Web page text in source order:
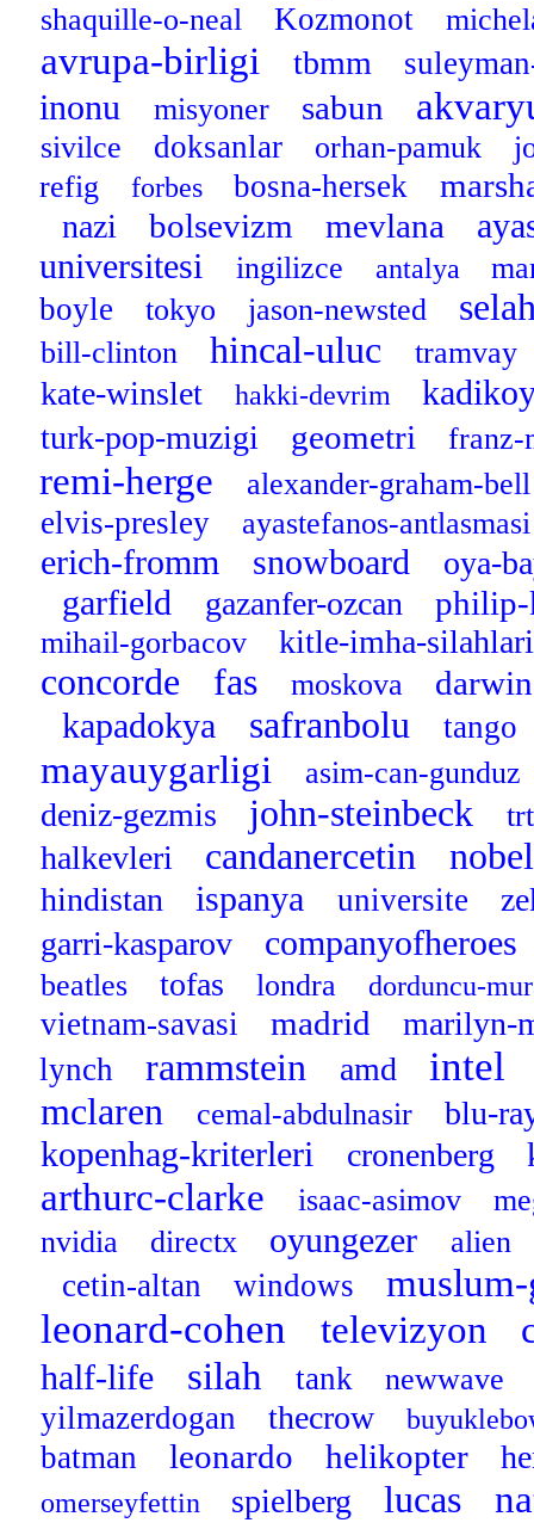
shaquille-o-neal Kozmonot
avrupa-birligi tbmm
inonu misyoner sabun
sivilce doksanlar orhan-pamuk
refig
forbes bosna-hersek
nazi bolsevizm mevlana
universitesi
ingilizce antalya
boyle tokyo jason-newsted
bill-clinton hincal-uluc tramvay
kate-winslet hakki-devrim
turk-pop-muzigi geometri
remi-herge alexander-graham-
elvis-presley ayastefanos-
erich-fromm snowboard oya-
garfield gazanfer-ozcan
mihail-gorbacov kitle-imha-
concorde fas moskova
kapadokya safranbolu tango
mayauygarligi asim-can-gunduz
deniz-gezmis john-steinbeck
halkevleri candanercetin
hindistan ispanya universite
garri-kasparov
companyofheroes
beatles tofas londra dorduncu-
vietnam-savasi madrid marilyn-
lynch rammstein amd intel
mclaren cemal-abdulnasir blu-
kopenhag-kriterleri cronenberg
arthurc-clarke isaac-asimov
nvidia
directx oyungezer alien
cetin-altan windows
leonard-cohen televizyon
half-life silah tank newwave
yilmazerdogan thecrow
batman leonardo helikopter
omerseyfettin spielberg lucas